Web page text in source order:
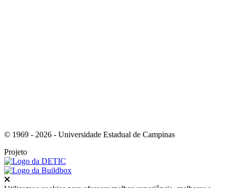
© 1969 - 2026 - Universidade Estadual de Campinas
Projeto